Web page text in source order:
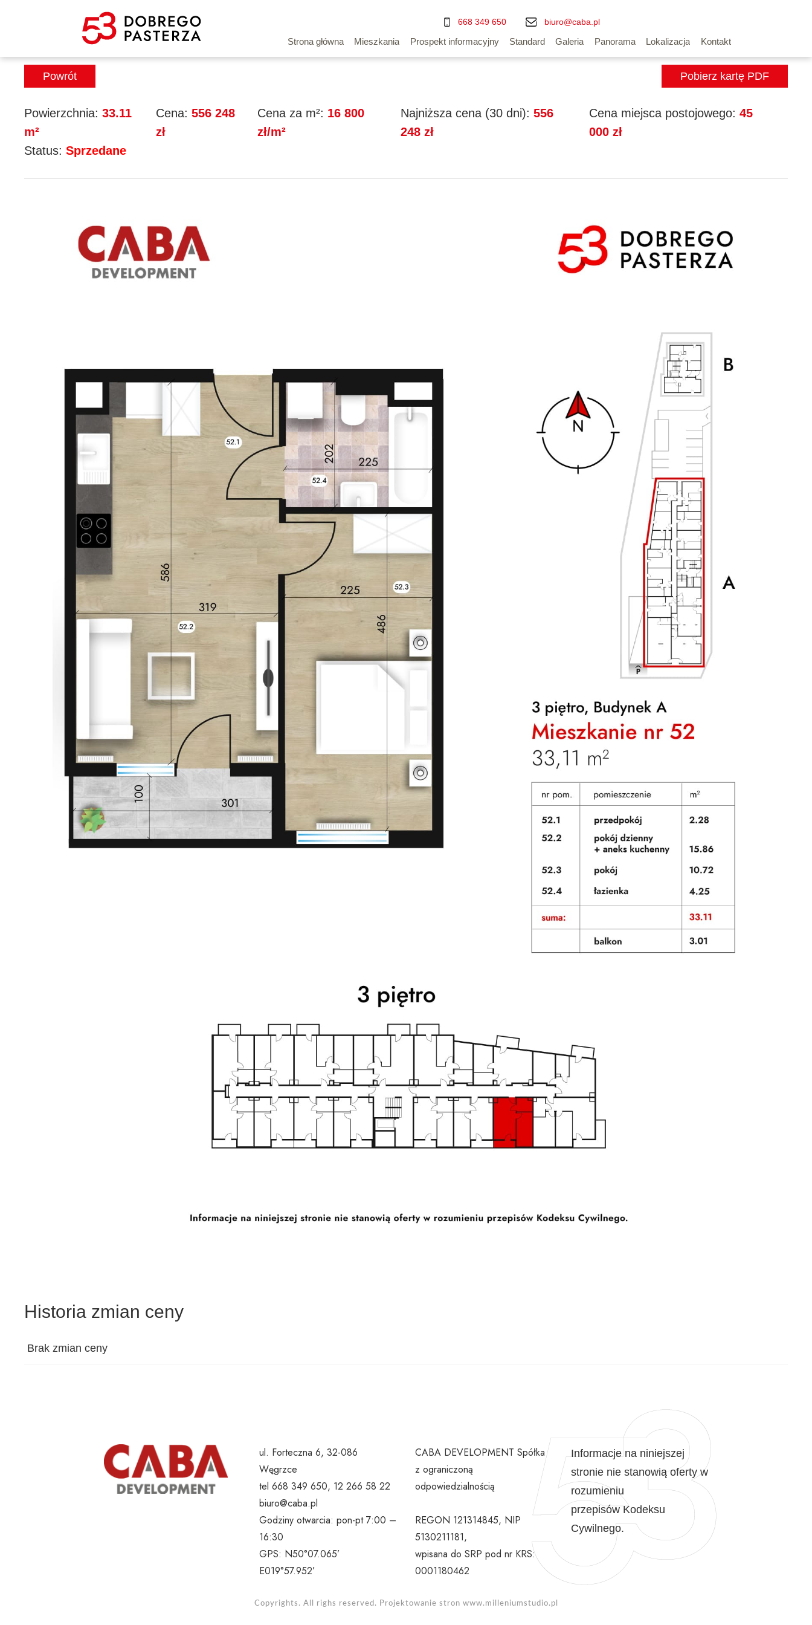
668 349 650 biuro@caba.pl
Kontakt
Lokalizacja
Panorama
Galeria
Standard
Prospekt informacyjny
Mieszkania
Strona główna
Mieszkanie 52
Wyszukiwarka mieszkań
Powrót Pobierz kartę PDF
Powierzchnia: 33.11
m²
Cena: 556 248
zł
Cena za m²: 16 800
zł/m²
Najniższa cena (30 dni): 556
248 zł
Cena miejsca postojowego: 45
000 zł
Status: Sprzedane
Historia zmian ceny
Brak zmian ceny
ul. Forteczna 6, 32-086
Węgrzce
tel 668 349 650, 12 266 58 22
biuro@caba.pl
Godziny otwarcia: pon-pt 7:00 –
16:30
GPS: N50°07.065’
E019°57.952’
CABA DEVELOPMENT Spółka
z ograniczoną
odpowiedzialnością
REGON 121314845, NIP
5130211181,
wpisana do SRP pod nr KRS:
0001180462
Informacje na niniejszej
stronie nie stanowią oferty w
rozumieniu
przepisów Kodeksu
Cywilnego.
Copyrights. All righs reserved. Projektowanie stron www.milleniumstudio.pl